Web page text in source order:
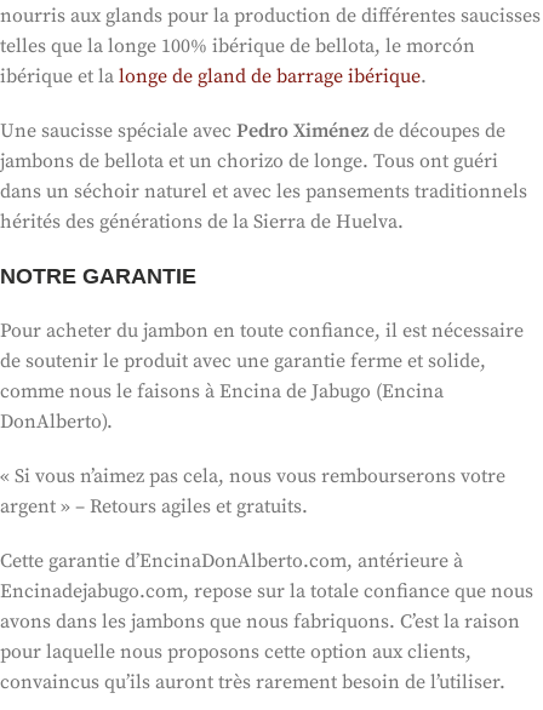
nourris aux glands pour la production de différentes saucisses
telles que la longe 100% ibérique de bellota, le morcón
ibérique et la longe de gland de barrage ibérique.
Une saucisse spéciale avec Pedro Ximénez de découpes de
jambons de bellota et un chorizo ​​de longe. Tous ont guéri
dans un séchoir naturel et avec les pansements traditionnels
hérités des générations de la Sierra de Huelva.
NOTRE GARANTIE
Pour acheter du jambon en toute confiance, il est nécessaire
de soutenir le produit avec une garantie ferme et solide,
comme nous le faisons à Encina de Jabugo (Encina
DonAlberto).
« Si vous n’aimez pas cela, nous vous rembourserons votre
argent » – Retours agiles et gratuits.
Cette garantie d’EncinaDonAlberto.com, antérieure à
Encinadejabugo.com, repose sur la totale confiance que nous
avons dans les jambons que nous fabriquons. C’est la raison
pour laquelle nous proposons cette option aux clients,
convaincus qu’ils auront très rarement besoin de l’utiliser.